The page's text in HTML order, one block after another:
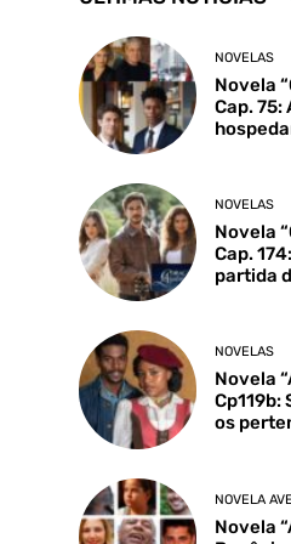
NOVELAS
Novela
Cap. 75:
NOVELAS
Novela
Cap.
partida
NOVELAS
Novela
os
NOVELA
Novela